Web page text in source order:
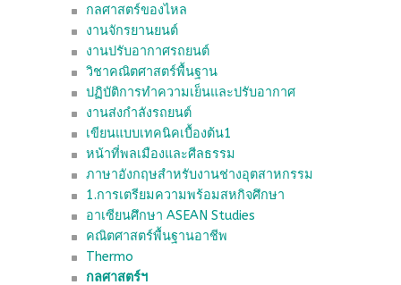
กลศาสตร์ของไหล
งานจักรยานยนต์
งานปรับอากาศรถยนต์
วิชาคณิตศาสตร์พื้นฐาน
ปฏิบัติการทำความเย็นและปรับอากาศ
งานส่งกำลังรถยนต์
เขียนแบบเทคนิคเบื้องต้น1
หน้าที่พลเมืองและศีลธรรม
ภาษาอังกฤษสำหรับงานช่างอุตสาหกรรม
1.การเตรียมความพร้อมสหกิจศึกษา
อาเซียนศึกษา ASEAN Studies
คณิตศาสตร์พื้นฐานอาชีพ
Thermo
กลศาสตร์ฯ